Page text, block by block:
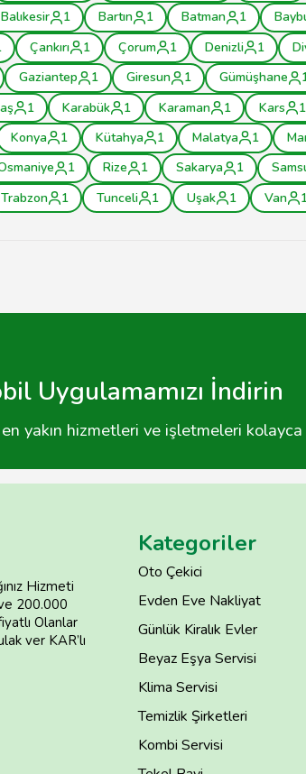
Balıkesir 1 Bartın 1 Batman 1
Çankırı 1 Çorum 1 Denizli 1
Gaziantep 1 Giresun 1 Gümüşhane
1 Karabük 1 Karaman 1 Kars 1
Konya 1 Kütahya 1 Malatya 1
1 Rize 1 Sakarya 1
Trabzon 1 Tunceli 1 Uşak 1 Van
Uygulamamızı İndirin
yakın hizmetleri ve işletmeleri
Hizmeti
200.000
Olanlar
ver KAR’lı
Kategoriler
Oto Çekici
Evden Eve Nakliyat
Günlük Kiralık Evler
Beyaz Eşya Servisi
Klima Servisi
Temizlik Şirketleri
Kombi Servisi